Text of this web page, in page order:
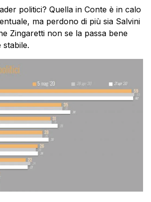
politici? Quella in Conte è in calo
ma perdono di più sia Salvini
Zingaretti non se la passa bene
stabile.